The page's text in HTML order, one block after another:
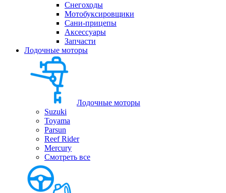
Снегоходы
Мотобуксировщики
Сани-прицепы
Аксессуары
Запчасти
Лодочные моторы
Лодочные моторы
Suzuki
Toyama
Parsun
Reef Rider
Mercury
Смотреть все